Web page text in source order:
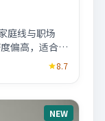
庭线与职场
偏高，适合喜
8.7
NEW